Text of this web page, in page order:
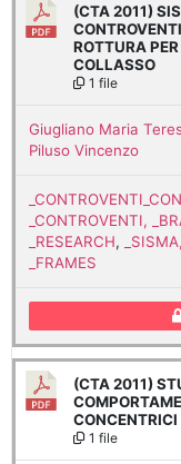
(CTA 2011)
ROTTURA
COLLASSO
1 file
Giugliano Maria
Piluso Vincenzo
_CONTROVENTI,
_RESEARCH,
_FRAMES
(CTA 2011)
CONCENTRICI
1 file